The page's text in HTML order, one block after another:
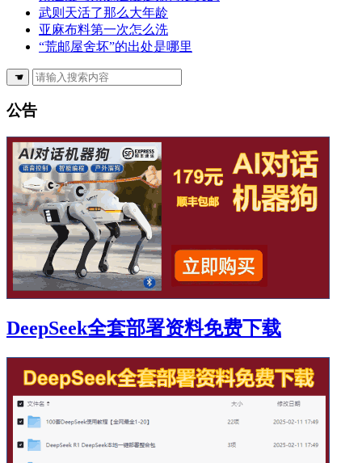
武则天活了那么大年龄
亚麻布料第一次怎么洗
“荒邮屋舍坏”的出处是哪里
☚
公告
DeepSeek全套部署资料免费下载